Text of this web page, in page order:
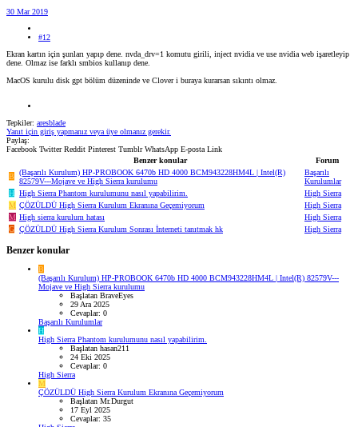
30 Mar 2019
#12
Ekran kartın için şunları yapıp dene. nvda_drv=1 komutu girili, inject nvidia ve use nvidia web işaretleyip
dene. Olmaz ise farklı smbios kullanıp dene.
MacOS kurulu disk gpt bölüm düzeninde ve Clover i buraya kurarsan sıkıntı olmaz.
Tepkiler: aresblade
Yanıt için giriş yapmanız veya üye olmanız gerekir.
Paylaş:
Facebook Twitter Reddit Pinterest Tumblr WhatsApp E-posta Link
Benzer konular
Forum
B
(Başarılı Kurulum) HP-PROBOOK 6470b HD 4000 BCM943228HM4L | Intel(R)
82579V---Mojave ve High Sierra kurulumu
Başarılı
Kurulumlar
H High Sierra Phantom kurulumunu nasıl yapabilirim.
High Sierra
M ÇÖZÜLDÜ High Sierra Kurulum Ekranına Geçemiyorum
High Sierra
M High sierra kurulum hatası
High Sierra
G ÇÖZÜLDÜ High Sierra Kurulum Sonrası İnterneti tanıtmak hk High Sierra
Benzer konular
B
(Başarılı Kurulum) HP-PROBOOK 6470b HD 4000 BCM943228HM4L | Intel(R) 82579V---
Mojave ve High Sierra kurulumu
Başlatan BraveEyes
29 Ara 2025
Cevaplar: 0
Başarılı Kurulumlar
H
High Sierra Phantom kurulumunu nasıl yapabilirim.
Başlatan hasan211
24 Eki 2025
Cevaplar: 0
High Sierra
M
ÇÖZÜLDÜ High Sierra Kurulum Ekranına Geçemiyorum
Başlatan Mr.Durgut
17 Eyl 2025
Cevaplar: 35